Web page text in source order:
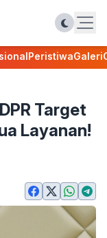
PeristiwaGaleri
Target
Layanan!